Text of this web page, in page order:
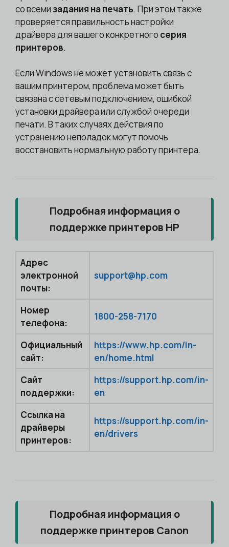
со всеми задания на печать. При этом также
проверяется правильность настройки
драйвера для вашего конкретного серия
принтеров.
Если Windows не может установить связь с
вашим принтером, проблема может быть
связана с сетевым подключением, ошибкой
установки драйвера или службой очереди
печати. В таких случаях действия по
устранению неполадок могут помочь
восстановить нормальную работу принтера.
Подробная информация о
поддержке принтеров HP
Адрес
электронной
почты:
support@hp.com
Номер
телефона:
1800-258-7170
Официальный
сайт:
https://www.hp.com/in-
en/home.html
Сайт
поддержки:
https://support.hp.com/in-
en
Ссылка на
драйверы
принтеров:
https://support.hp.com/in-
en/drivers
Подробная информация о
поддержке принтеров Canon